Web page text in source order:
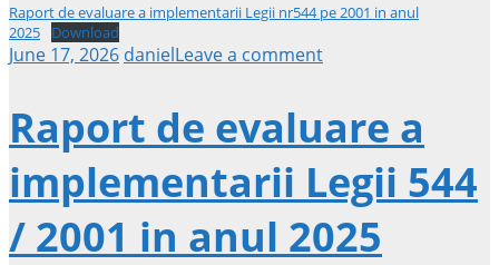
Raport de evaluare a implementarii Legii nr544 pe 2001 in anul
2025
Download
June 17, 2026 danielLeave a comment
Raport de evaluare a
implementarii Legii 544
/ 2001 in anul 2025